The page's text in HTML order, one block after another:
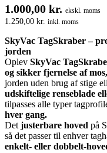
1.000,00 kr. ekskl. moms
1.250,00 kr. inkl. moms
SkyVac TagSkraber –
jorden
Oplev SkyVac
og sikker fjernelse af
jorden uden brug af stige
udskiftelige renseblade
tilpasses alle typer
hver gang.
Det justerbare hoved på
så det passer til enhver
enkelt- eller dobbelt-